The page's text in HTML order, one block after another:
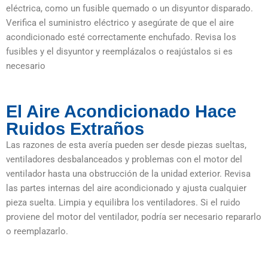
eléctrica, como un fusible quemado o un disyuntor disparado.
Verifica el suministro eléctrico y asegúrate de que el aire
acondicionado esté correctamente enchufado. Revisa los
fusibles y el disyuntor y reemplázalos o reajústalos si es
necesario
El Aire Acondicionado Hace
Ruidos Extraños
Las razones de esta avería pueden ser desde piezas sueltas,
ventiladores desbalanceados y problemas con el motor del
ventilador hasta una obstrucción de la unidad exterior. Revisa
las partes internas del aire acondicionado y ajusta cualquier
pieza suelta. Limpia y equilibra los ventiladores. Si el ruido
proviene del motor del ventilador, podría ser necesario repararlo
o reemplazarlo.